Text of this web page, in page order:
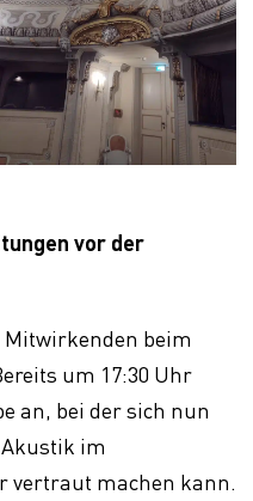
vor der
Mitwirkenden beim
um 17:30 Uhr
an, bei der sich nun
im
vertraut machen kann.